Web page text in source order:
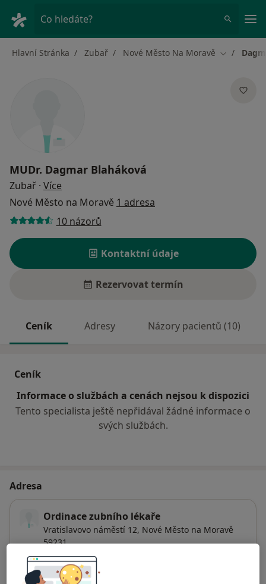
Co hledáte?
Hlavní Stránka Zubař Nové Město Na Moravě Změna
MUDr. Dagmar Blaháková
Zubař · Více
Nové Město na Moravě 1 adresa
10 názorů
Kontaktní údaje
Rezervovat termín
Ceník Adresy Názory pacientů (10)
Ceník
Informace o službách a cenách nejsou k dispozici
Tento specialista ještě nepřidával žádné informace o
svých službách.
Adresa
Ordinace zubního lékaře
Vratislavovo náměstí 12, Nové Město na Moravě
59231